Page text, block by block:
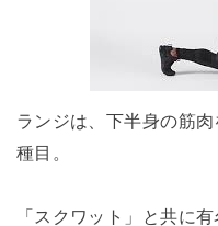
ランジは、下半身の筋
種目。
「スクワット」と共に有